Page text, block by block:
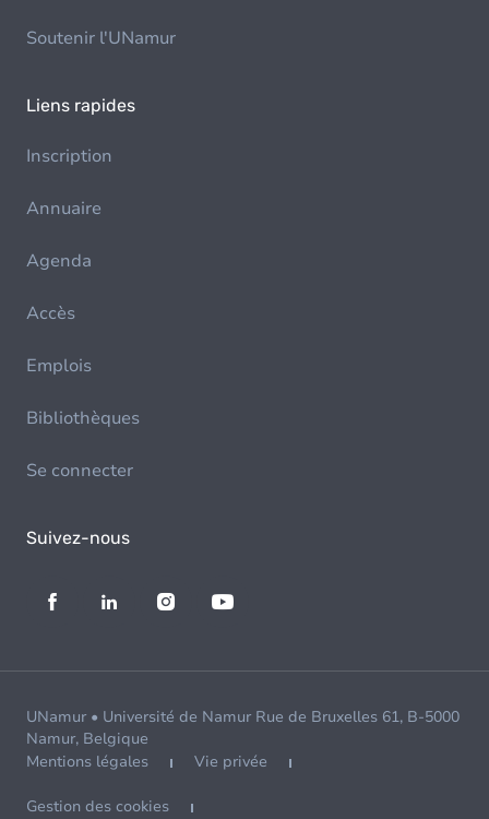
Soutenir l'UNamur
Liens rapides
Inscription
Annuaire
Agenda
Accès
Emplois
Bibliothèques
Se connecter
Suivez-nous
UNamur • Université de Namur Rue de Bruxelles 61, B-5000
Namur, Belgique
Mentions légales
Vie privée
Gestion des cookies